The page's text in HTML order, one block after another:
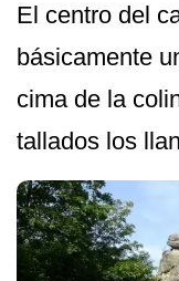
El centro del
básicamente
cima de la
tallados los